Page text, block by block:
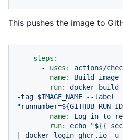
This pushes the image to
steps:
-
uses:
actions/
-
name: Build
image
run:
docker build
-tag $IMAGE_NAME
--label
-
name: Log in to
run:
echo "${{
docker login ghcr.io -u